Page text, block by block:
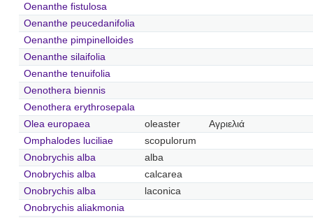
Oenanthe fistulosa
Oenanthe peucedanifolia
Oenanthe pimpinelloides
Oenanthe silaifolia
Oenanthe tenuifolia
Oenothera biennis
Oenothera erythrosepala
Olea europaea
oleaster
Αγριελιά
Omphalodes luciliae
scopulorum
Onobrychis alba
alba
Onobrychis alba
calcarea
Onobrychis alba
laconica
Onobrychis aliakmonia